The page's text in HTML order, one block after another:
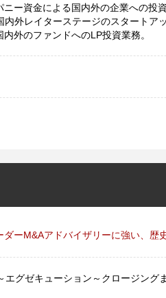
ニー資金による国内外の企業への投資
内外レイターステージのスタートア
内外のファンドへのLP投資業務。
ーM&Aアドバイザリーに強い、歴
グゼキューション～クロージングま